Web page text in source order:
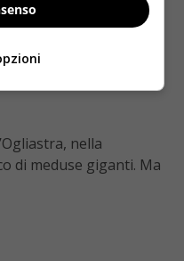
dalle loro
nella
di meduse giganti. Ma